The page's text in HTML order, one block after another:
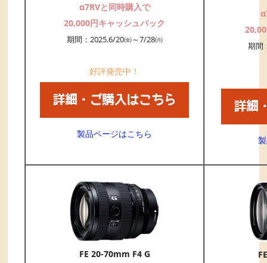
α7RVと同時購入で
20,000円キャッシュバック
期間：2025.6/20㈮～7/28㈪
好評発売中！
製品ページはこちら
期間
FE 20-70mm F4 G